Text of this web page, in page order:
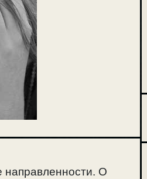
направленности. О